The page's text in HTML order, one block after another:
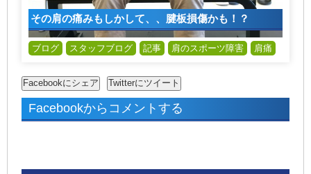
その肩の痛みもしかして、、腱板損傷かも！？
ブログ スタッフブログ 記事 肩のスポーツ障害 肩痛
Facebookからコメントする